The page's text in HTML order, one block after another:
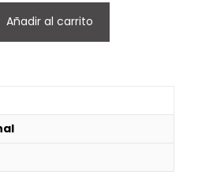
Añadir al carrito